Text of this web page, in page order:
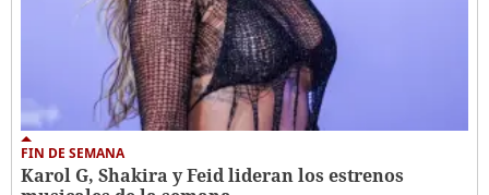
FIN DE SEMANA
Karol G, Shakira y Feid lideran los estrenos